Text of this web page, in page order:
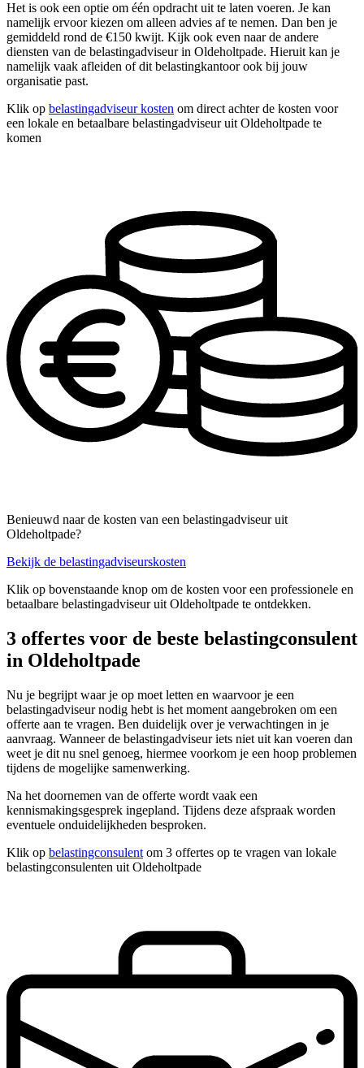
Het is ook een optie om één opdracht uit te laten voeren. Je kan
namelijk ervoor kiezen om alleen advies af te nemen. Dan ben je
gemiddeld rond de €150 kwijt. Kijk ook even naar de andere
diensten van de belastingadviseur in Oldeholtpade. Hieruit kan je
namelijk vaak afleiden of dit belastingkantoor ook bij jouw
organisatie past.
Klik op belastingadviseur kosten om direct achter de kosten voor
een lokale en betaalbare belastingadviseur uit Oldeholtpade te
komen
Benieuwd naar de kosten van een belastingadviseur uit
Oldeholtpade?
Bekijk de belastingadviseurskosten
Klik op bovenstaande knop om de kosten voor een professionele en
betaalbare belastingadviseur uit Oldeholtpade te ontdekken.
3 offertes voor de beste belastingconsulent
in Oldeholtpade
Nu je begrijpt waar je op moet letten en waarvoor je een
belastingadviseur nodig hebt is het moment aangebroken om een
offerte aan te vragen. Ben duidelijk over je verwachtingen in je
aanvraag. Wanneer de belastingadviseur iets niet uit kan voeren dan
weet je dit nu snel genoeg, hiermee voorkom je een hoop problemen
tijdens de mogelijke samenwerking.
Na het doornemen van de offerte wordt vaak een
kennismakingsgesprek ingepland. Tijdens deze afspraak worden
eventuele onduidelijkheden besproken.
Klik op belastingconsulent om 3 offertes op te vragen van lokale
belastingconsulenten uit Oldeholtpade